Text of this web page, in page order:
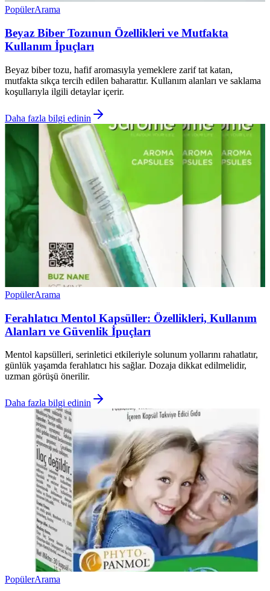
PopülerArama
Beyaz Biber Tozunun Özellikleri ve Mutfakta
Kullanım İpuçları
Beyaz biber tozu, hafif aromasıyla yemeklere zarif tat katan,
mutfakta sıkça tercih edilen baharattır. Kullanım alanları ve saklama
koşullarıyla ilgili detaylar içerir.
Daha fazla bilgi edinin
PopülerArama
Ferahlatıcı Mentol Kapsüller: Özellikleri, Kullanım
Alanları ve Güvenlik İpuçları
Mentol kapsülleri, serinletici etkileriyle solunum yollarını rahatlatır,
günlük yaşamda ferahlatıcı his sağlar. Dozaja dikkat edilmelidir,
uzman görüşü önerilir.
Daha fazla bilgi edinin
PopülerArama